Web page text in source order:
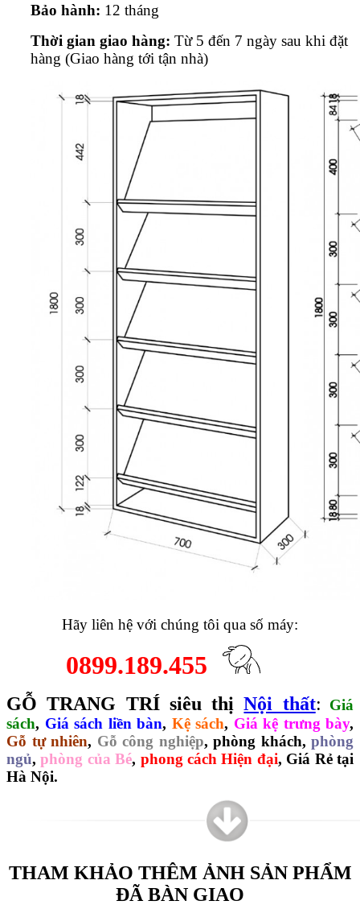
Bảo hành: 12 tháng
Thời gian giao hàng: Từ 5 đến 7 ngày sau khi đặt
hàng (Giao hàng tới tận nhà)
Hãy liên hệ với chúng tôi qua số máy:
0899.189.455
GỖ TRANG TRÍ siêu thịNội thất:
Giá
sách, Giá sách liền bàn, Kệ sách, Giá kệ trưng bày,
Gỗ tự nhiên, Gỗ công nghiệp, phòng khách, phòng
ngủ,phòng của Bé, phong cách Hiện đại, Giá Rẻ tại
Hà Nội.
THAM KHẢO THÊM ẢNH SẢN PHẨM
ĐÃ BÀN GIAO